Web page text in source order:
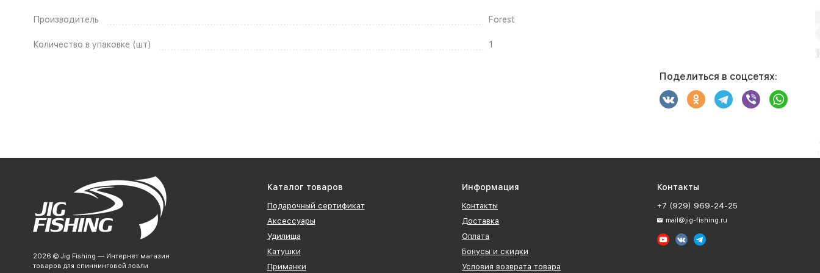
Производитель Forest
Количество в упаковке (шт) 1
Поделиться в соцсетях:
2026 © Jig Fishing — Интернет магазин
товаров для спиннинговой ловли
Каталог товаров
Подарочный сертификат
Аксессуары
Удилища
Катушки
Приманки
Информация
Контакты
Доставка
Оплата
Бонусы и скидки
Условия возврата товара
Контакты
+7 (929) 969-24-25
mail@jig-fishing.ru